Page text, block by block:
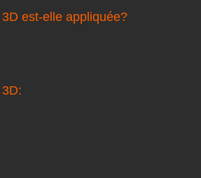
est-elle appliquée?